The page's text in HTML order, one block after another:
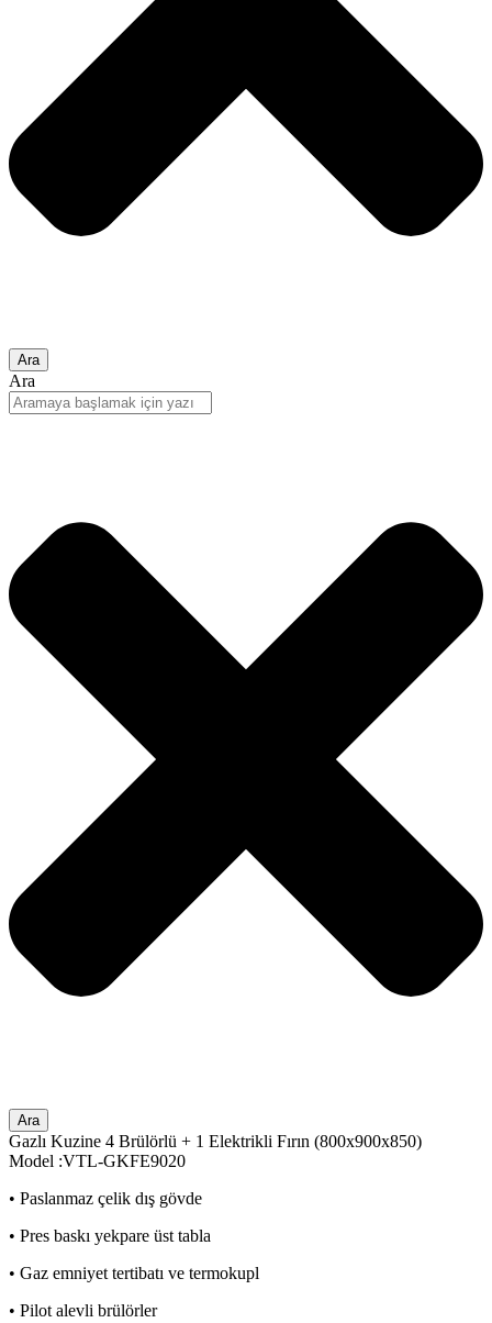
Ara
Ara
Ara
Gazlı Kuzine 4 Brülörlü + 1 Elektrikli Fırın (800x900x850)
Model :VTL-GKFE9020
• Paslanmaz çelik dış gövde
• Pres baskı yekpare üst tabla
• Gaz emniyet tertibatı ve termokupl
• Pilot alevli brülörler